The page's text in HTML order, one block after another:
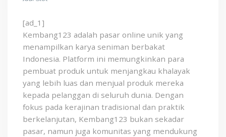
[ad_1]
Kembang123 adalah pasar online unik yang
menampilkan karya seniman berbakat
Indonesia. Platform ini memungkinkan para
pembuat produk untuk menjangkau khalayak
yang lebih luas dan menjual produk mereka
kepada pelanggan di seluruh dunia. Dengan
fokus pada kerajinan tradisional dan praktik
berkelanjutan, Kembang123 bukan sekadar
pasar, namun juga komunitas yang mendukung